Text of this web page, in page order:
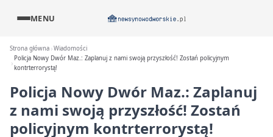
MENU
Strona główna Wiadomości
Policja Nowy Dwór Maz.: Zaplanuj z nami swoją przyszłość! Zostań policyjnym
kontrterrorystą!
Policja Nowy Dwór Maz.: Zaplanuj
z nami swoją przyszłość! Zostań
policyjnym kontrterrorystą!